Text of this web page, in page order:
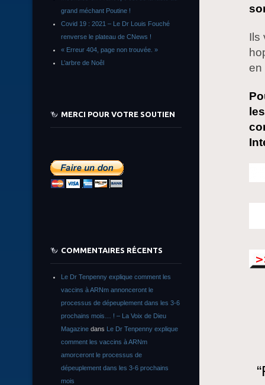
Ils
en
grand méchant Poutine !
Covid 19 : 2021 – Le Dr Louis Fouché
renverse le plateau de CNews !
« Erreur 404, page non trouvée. »
L’arbre de Noêl
MERCI POUR VOTRE SOUTIEN
COMMENTAIRES RÉCENTS
Le Dr Tenpenny explique comment les
vaccins à ARNm annonceront le
processus de dépeuplement dans les 3-6
prochains mois… ! – La Voix de Dieu
Magazine dans Le Dr Tenpenny explique
comment les vaccins à ARNm
amorceront le processus de
dépeuplement dans les 3-6 prochains
mois